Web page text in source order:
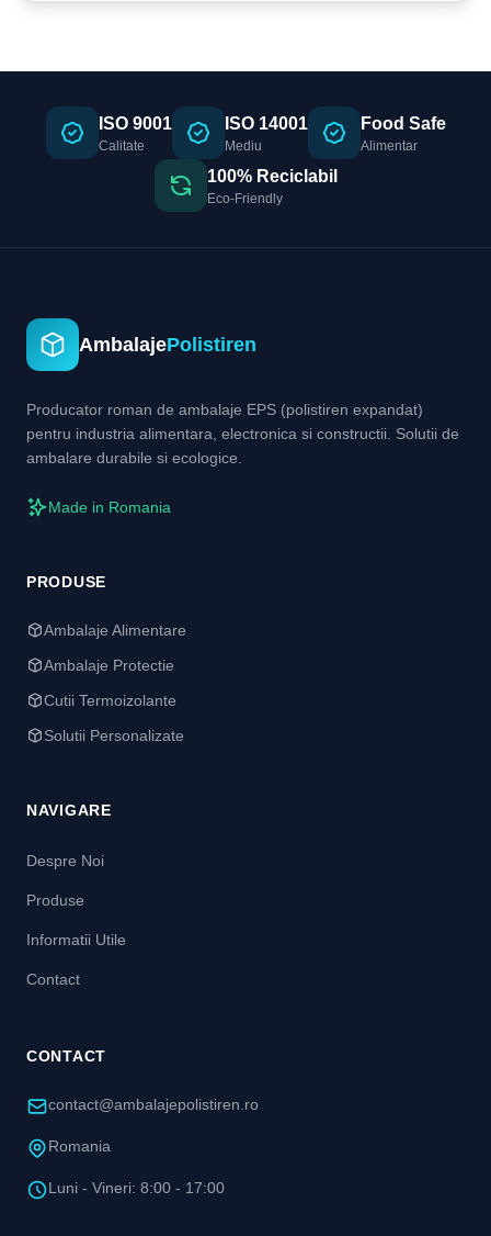
ISO 9001
Calitate
ISO 14001
Mediu
Food Safe
Alimentar
100% Reciclabil
Eco-Friendly
AmbalajePolistiren
Producator roman de ambalaje EPS (polistiren expandat)
pentru industria alimentara, electronica si constructii. Solutii de
ambalare durabile si ecologice.
Made in Romania
PRODUSE
Ambalaje Alimentare
Ambalaje Protectie
Cutii Termoizolante
Solutii Personalizate
NAVIGARE
Despre Noi
Produse
Informatii Utile
Contact
CONTACT
contact@ambalajepolistiren.ro
Romania
Luni - Vineri: 8:00 - 17:00